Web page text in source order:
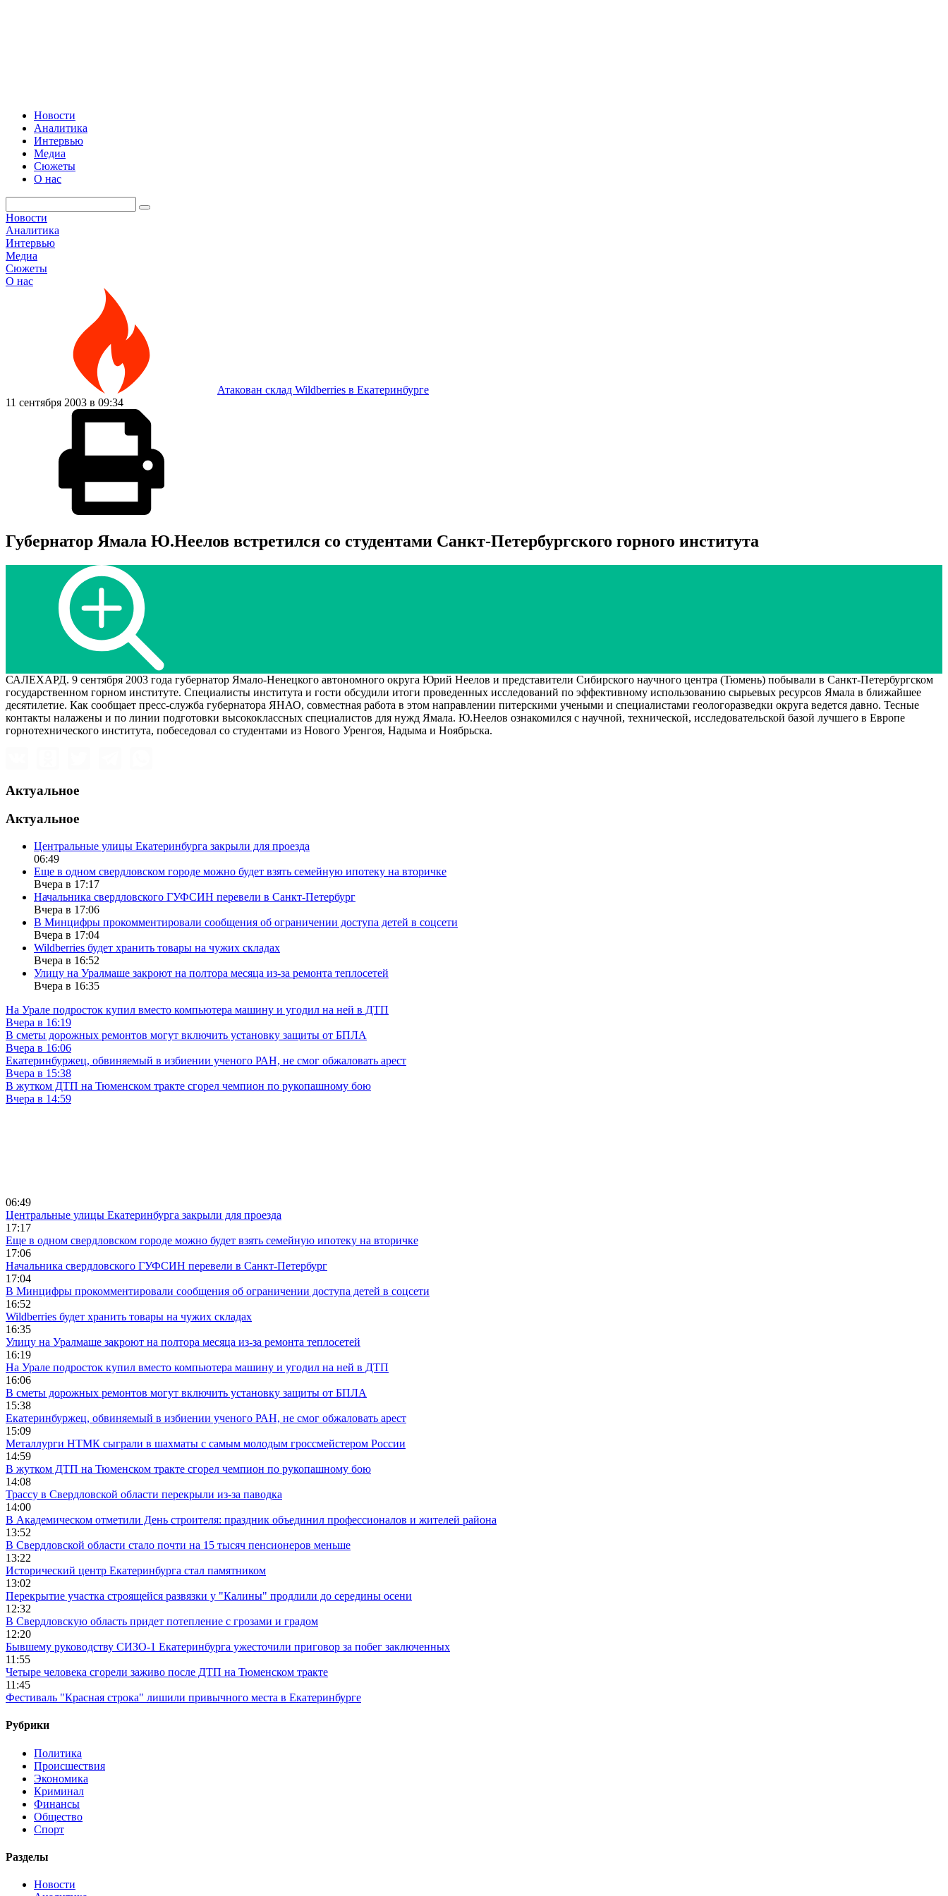
Новости
Аналитика
Интервью
Медиа
Сюжеты
О нас
Новости
Аналитика
Интервью
Медиа
Сюжеты
О нас
Атакован склад Wildberries в Екатеринбурге
11 сентября 2003 в 09:34
Губернатор Ямала Ю.Неелов встретился со студентами Санкт-Петербургского горного института
САЛЕХАРД. 9 сентября 2003 года губернатор Ямало-Ненецкого автономного округа Юрий Неелов и представители Сибирского научного центра (Тюмень) побывали в Санкт-Петербургском
государственном горном институте. Специалисты института и гости обсудили итоги проведенных исследований по эффективному использованию сырьевых ресурсов Ямала в ближайшее
десятилетие. Как сообщает пресс-служба губернатора ЯНАО, совместная работа в этом направлении питерскими учеными и специалистами геологоразведки округа ведется давно. Тесные
контакты налажены и по линии подготовки высококлассных специалистов для нужд Ямала. Ю.Неелов ознакомился с научной, технической, исследовательской базой лучшего в Европе
горнотехнического института, побеседовал со студентами из Нового Уренгоя, Надыма и Ноябрьска.
Актуальное
Актуальное
Центральные улицы Екатеринбурга закрыли для проезда
06:49
Еще в одном свердловском городе можно будет взять семейную ипотеку на вторичке
Вчера в 17:17
Начальника свердловского ГУФСИН перевели в Санкт-Петербург
Вчера в 17:06
В Минцифры прокомментировали сообщения об ограничении доступа детей в соцсети
Вчера в 17:04
Wildberries будет хранить товары на чужих складах
Вчера в 16:52
Улицу на Уралмаше закроют на полтора месяца из-за ремонта теплосетей
Вчера в 16:35
На Урале подросток купил вместо компьютера машину и угодил на ней в ДТП
Вчера в 16:19
В сметы дорожных ремонтов могут включить установку защиты от БПЛА
Вчера в 16:06
Екатеринбуржец, обвиняемый в избиении ученого РАН, не смог обжаловать арест
Вчера в 15:38
В жутком ДТП на Тюменском тракте сгорел чемпион по рукопашному бою
Вчера в 14:59
06:49
Центральные улицы Екатеринбурга закрыли для проезда
17:17
Еще в одном свердловском городе можно будет взять семейную ипотеку на вторичке
17:06
Начальника свердловского ГУФСИН перевели в Санкт-Петербург
17:04
В Минцифры прокомментировали сообщения об ограничении доступа детей в соцсети
16:52
Wildberries будет хранить товары на чужих складах
16:35
Улицу на Уралмаше закроют на полтора месяца из-за ремонта теплосетей
16:19
На Урале подросток купил вместо компьютера машину и угодил на ней в ДТП
16:06
В сметы дорожных ремонтов могут включить установку защиты от БПЛА
15:38
Екатеринбуржец, обвиняемый в избиении ученого РАН, не смог обжаловать арест
15:09
Металлурги НТМК сыграли в шахматы с самым молодым гроссмейстером России
14:59
В жутком ДТП на Тюменском тракте сгорел чемпион по рукопашному бою
14:08
Трассу в Свердловской области перекрыли из-за паводка
14:00
В Академическом отметили День строителя: праздник объединил профессионалов и жителей района
13:52
В Свердловской области стало почти на 15 тысяч пенсионеров меньше
13:22
Исторический центр Екатеринбурга стал памятником
13:02
Перекрытие участка строящейся развязки у "Калины" продлили до середины осени
12:32
В Свердловскую область придет потепление с грозами и градом
12:20
Бывшему руководству СИЗО-1 Екатеринбурга ужесточили приговор за побег заключенных
11:55
Четыре человека сгорели заживо после ДТП на Тюменском тракте
11:45
Фестиваль "Красная строка" лишили привычного места в Екатеринбурге
Рубрики
Политика
Происшествия
Экономика
Криминал
Финансы
Общество
Спорт
Разделы
Новости